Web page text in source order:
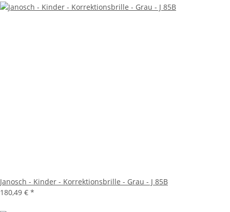
Janosch - Kinder - Korrektionsbrille - Grau - J 85B
180,49 € *